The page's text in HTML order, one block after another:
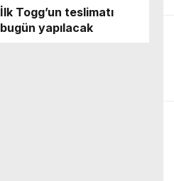
İlk Togg’un teslimatı
bugün yapılacak